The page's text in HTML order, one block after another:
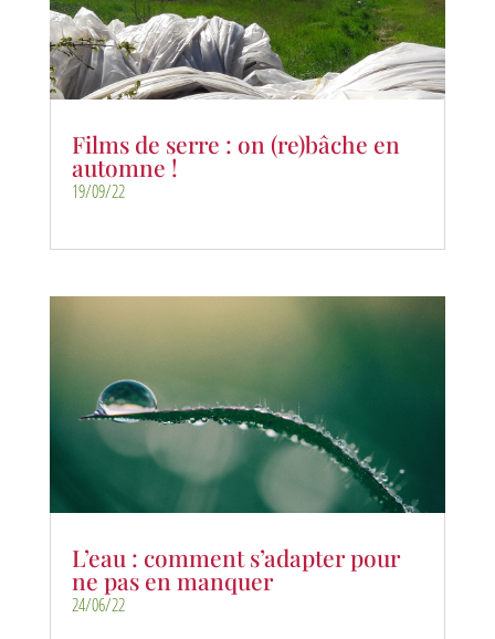
Films de serre : on (re)bâche en
automne !
19/09/22
L’eau : comment s’adapter pour
ne pas en manquer
24/06/22